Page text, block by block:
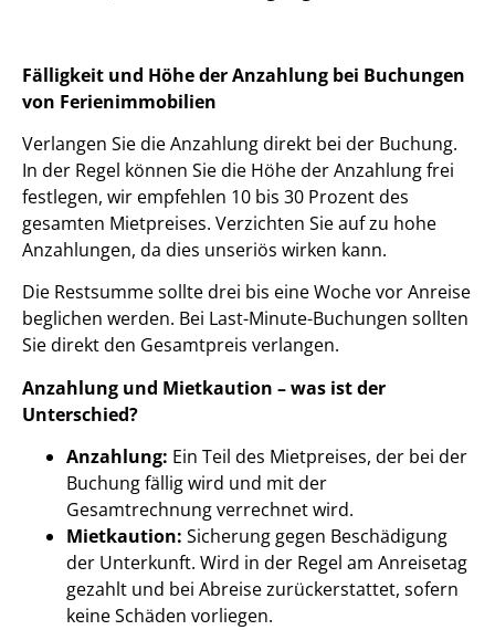
Fälligkeit und Höhe der Anzahlung bei Buchungen
von Ferienimmobilien
Verlangen Sie die Anzahlung direkt bei der Buchung.
In der Regel können Sie die Höhe der Anzahlung frei
festlegen, wir empfehlen 10 bis 30 Prozent des
gesamten Mietpreises. Verzichten Sie auf zu hohe
Anzahlungen, da dies unseriös wirken kann.
Die Restsumme sollte drei bis eine Woche vor Anreise
beglichen werden. Bei Last-Minute-Buchungen sollten
Sie direkt den Gesamtpreis verlangen.
Anzahlung und Mietkaution – was ist der
Unterschied?
Anzahlung: Ein Teil des Mietpreises, der bei der
Buchung fällig wird und mit der
Gesamtrechnung verrechnet wird.
Mietkaution: Sicherung gegen Beschädigung
der Unterkunft. Wird in der Regel am Anreisetag
gezahlt und bei Abreise zurückerstattet, sofern
keine Schäden vorliegen.